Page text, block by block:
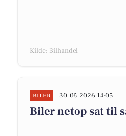
Kilde: Bilhandel
BILER 30-05-2026 14:05
Biler netop sat til